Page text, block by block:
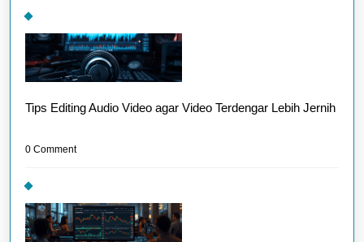
Tips Editing Audio Video agar Video Terdengar Lebih Jernih
0 Comment